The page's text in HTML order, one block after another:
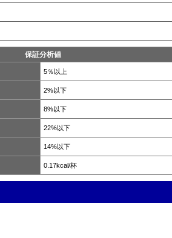
保証分析値
5％以上
2%以下
8%以下
22%以下
14%以下
0.17kcal/杯